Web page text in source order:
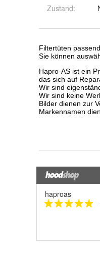
Zustand:
haproas